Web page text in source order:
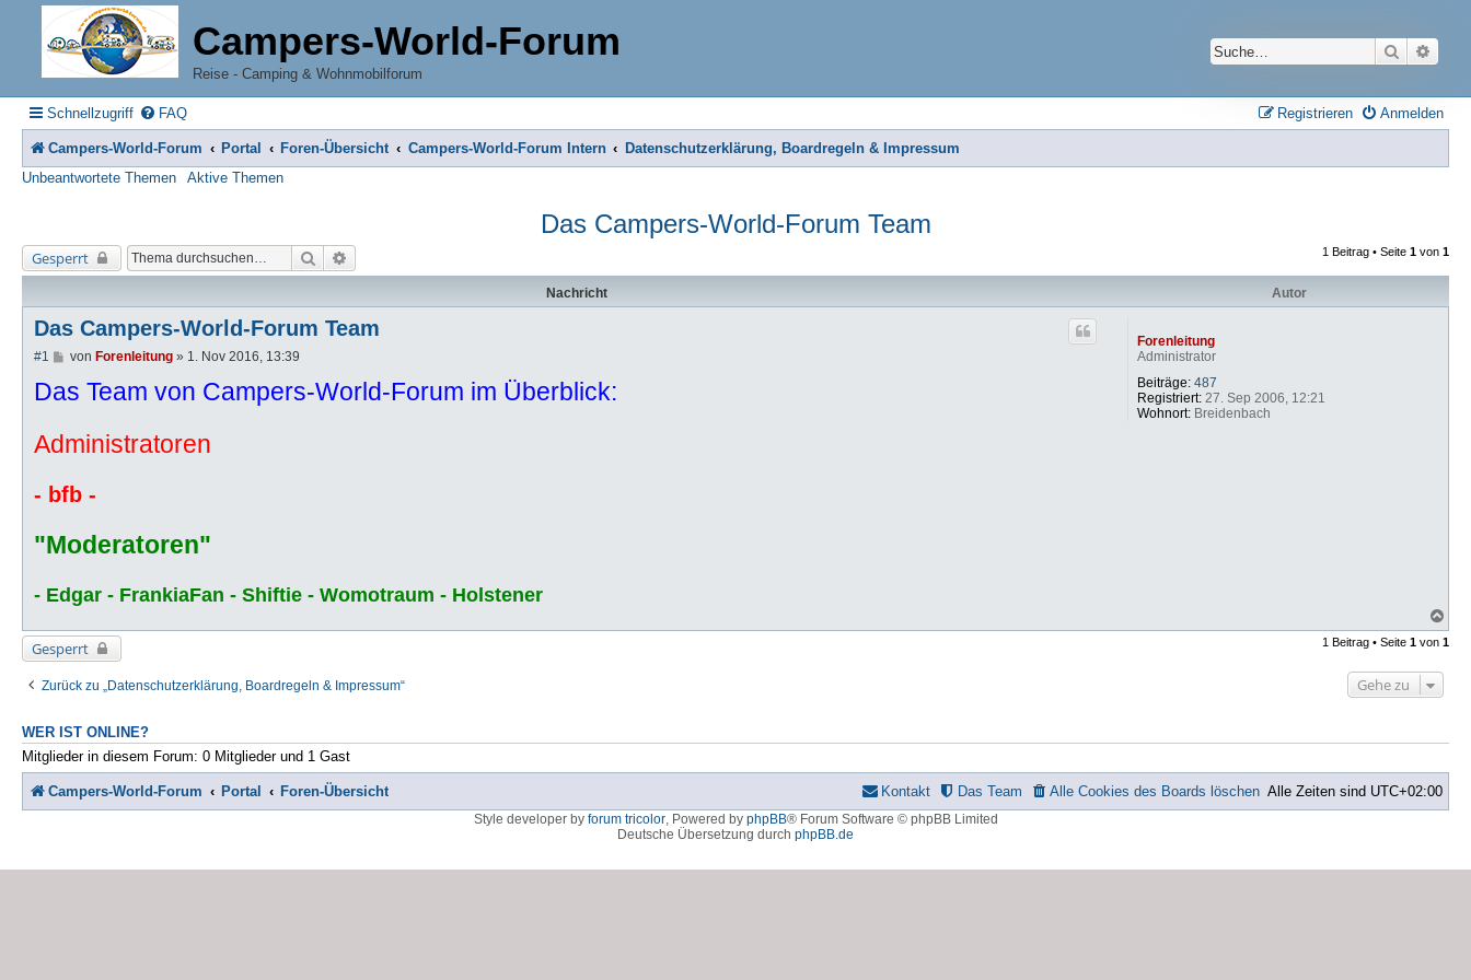
Campers-World-Forum
Reise - Camping & Wohnmobilforum
Suche
Schnellzugriff FAQ Anmelden
Registrieren
Campers-World-Forum Portal Foren-Übersicht Campers-World-Forum Intern
Datenschutzerklärung, Boardregeln & Impressum
Unbeantwortete Themen
Aktive Themen
Das Campers-World-Forum Team
Gesperrt Suche 1 Beitrag • Seite 1 von 1
Nachricht Autor
Forenleitung
Administrator
Beiträge: 487
Registriert:27. Sep 2006, 12:21
Wohnort:Breidenbach
Das Campers-World-Forum Team
#1
B
i
t
g
von Forenleitung» 1. Nov 2016, 13:39
Das Team von Campers-World-Forum im Überblick:
Administratoren
- bfb -
"Moderatoren"
- Edgar - FrankiaFan - Shiftie - Womotraum - Holstener
a
c
Gesperrt 1 Beitrag • Seite 1 von 1
Zurück zu „Datenschutzerklärung, Boardregeln & Impressum“ Gehe zu
WER IST ONLINE?
Mitglieder in diesem Forum: 0 Mitglieder und 1 Gast
Campers-World-Forum Portal Foren-Übersicht Alle Zeiten sind UTC+02:00
Alle Cookies des Boards löschen
Das Team
Kontakt
Style developer by forum tricolor, Powered by phpBB® Forum Software © phpBB Limited
Deutsche Übersetzung durch phpBB.de